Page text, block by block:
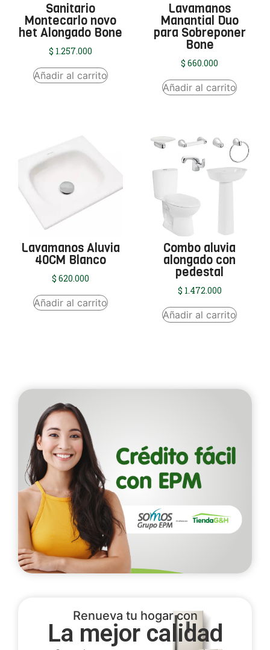
Sanitario
Montecarlo novo
het Alongado Bone
$ 1.257.000
Añadir al carrito
Lavamanos
Manantial Duo
para Sobreponer
Bone
$ 660.000
Añadir al carrito
Lavamanos Aluvia
40CM Blanco
$ 620.000
Añadir al carrito
Combo aluvia
alongado con
pedestal
$ 1.472.000
Añadir al carrito
Renueva tu hogar con
La mejor calidad